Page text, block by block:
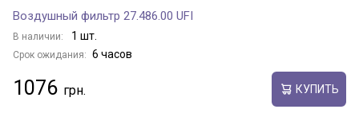
Воздушный фильтр 27.486.00 UFI
В наличии: 1 шт.
Срок ожидания: 6 часов
1076 КУПИТЬ